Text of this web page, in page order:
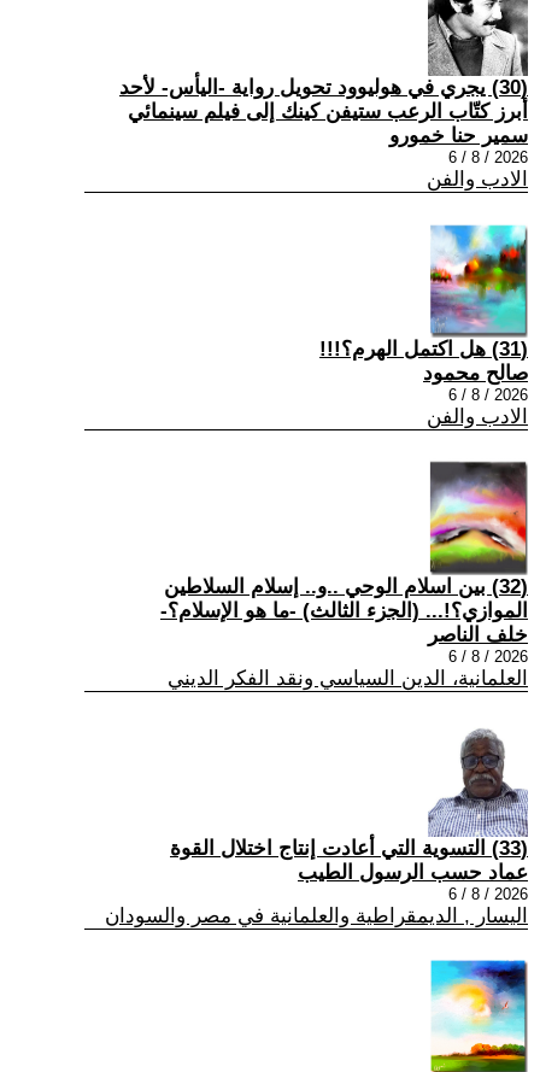
(30) يجري في هوليوود تحويل رواية -اليأس- لأحد
أبرز كتّاب الرعب ستيفن كينك إلى فيلم سينمائي
سمير حنا خمورو
2026 / 8 / 6
الادب والفن
(31) هل اكتمل الهرم؟!!!
صالح محمود
2026 / 8 / 6
الادب والفن
(32) بين اسلام الوحي ..و.. إسلام السلاطين
الموازي؟!... (الجزء الثالث) -ما هو الإسلام؟-
خلف الناصر
2026 / 8 / 6
العلمانية، الدين السياسي ونقد الفكر الديني
(33) التسوية التي أعادت إنتاج اختلال القوة
عماد حسب الرسول الطيب
2026 / 8 / 6
اليسار , الديمقراطية والعلمانية في مصر والسودان